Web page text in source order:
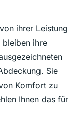
ihrer Leistung
bleiben ihre
Sie
Komfort zu
Ihnen das für